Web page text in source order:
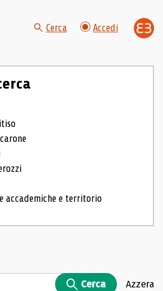
Cerca Accedi
accademiche e territorio
Cerca Azzera